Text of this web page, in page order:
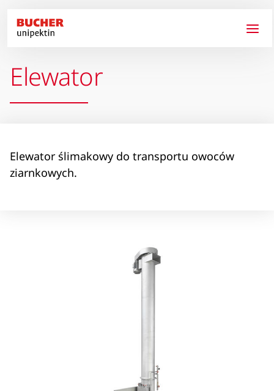
Elewator
Elewator ślimakowy do transportu owoców
ziarnkowych.